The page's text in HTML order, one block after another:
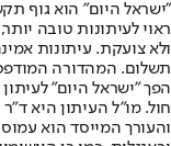
"ישראל היום" הוא גוף
ראוי לעיתונות טובה
ולא צועקת. עיתונות
הפך "ישראל היום"
חול. מו"ל העיתון היא
והעורך המייסד הוא